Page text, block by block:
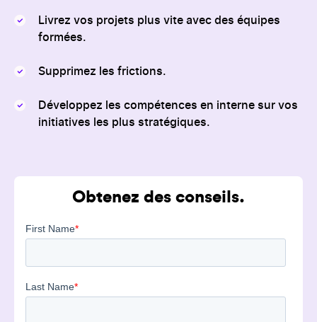
Livrez vos projets plus vite avec des équipes
formées.
Supprimez les frictions.
Développez les compétences en interne sur vos
initiatives les plus stratégiques.
Obtenez des conseils.